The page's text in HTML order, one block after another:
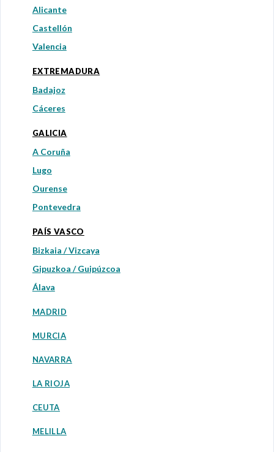
Alicante
Castellón
Valencia
EXTREMADURA
Badajoz
Cáceres
GALICIA
A Coruña
Lugo
Ourense
Pontevedra
PAÍS VASCO
Bizkaia / Vizcaya
Gipuzkoa / Guipúzcoa
Álava
MADRID
MURCIA
NAVARRA
LA RIOJA
CEUTA
MELILLA